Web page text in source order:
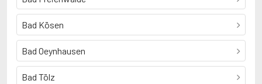
Bad Kösen
Bad Oeynhausen
Bad Tölz